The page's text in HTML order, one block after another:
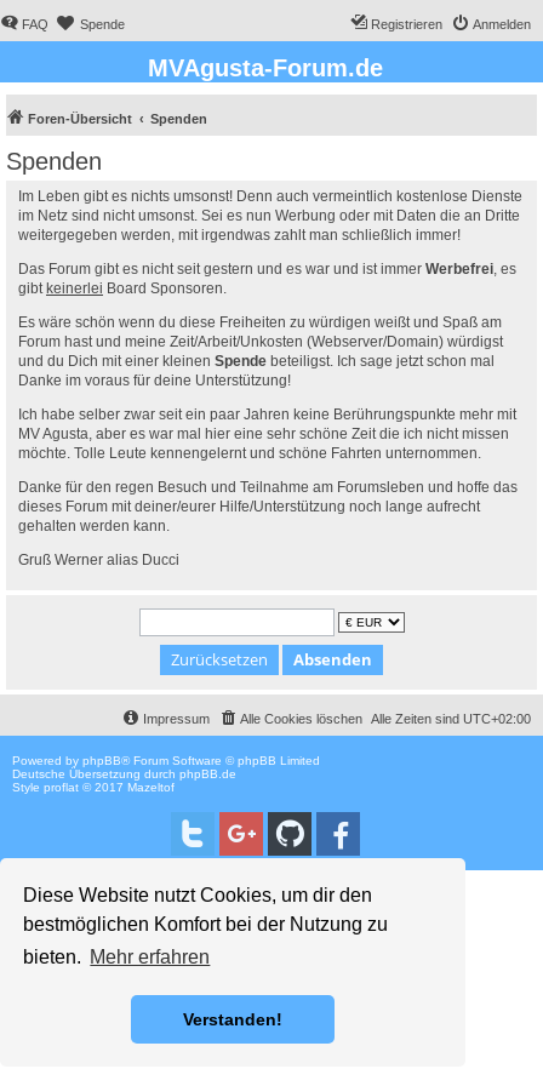
Diese Website nutzt Cookies, um dir den
bestmöglichen Komfort bei der Nutzung zu
bieten. Mehr erfahren
Verstanden!
FAQ Spende Anmelden
Registrieren
MVAgusta-Forum.de
Foren-Übersicht Spenden
Spenden
Im Leben gibt es nichts umsonst! Denn auch vermeintlich kostenlose Dienste
im Netz sind nicht umsonst. Sei es nun Werbung oder mit Daten die an Dritte
weitergegeben werden, mit irgendwas zahlt man schließlich immer!
Das Forum gibt es nicht seit gestern und es war und ist immer Werbefrei, es
gibt keinerlei Board Sponsoren.
Es wäre schön wenn du diese Freiheiten zu würdigen weißt und Spaß am
Forum hast und meine Zeit/Arbeit/Unkosten (Webserver/Domain) würdigst
und du Dich mit einer kleinen Spende beteiligst. Ich sage jetzt schon mal
Danke im voraus für deine Unterstützung!
Ich habe selber zwar seit ein paar Jahren keine Berührungspunkte mehr mit
MV Agusta, aber es war mal hier eine sehr schöne Zeit die ich nicht missen
möchte. Tolle Leute kennengelernt und schöne Fahrten unternommen.
Danke für den regen Besuch und Teilnahme am Forumsleben und hoffe das
dieses Forum mit deiner/eurer Hilfe/Unterstützung noch lange aufrecht
gehalten werden kann.
Gruß Werner alias Ducci
Alle Zeiten sind UTC+02:00
Alle Cookies löschen
Impressum
Powered by phpBB® Forum Software © phpBB Limited
Deutsche Übersetzung durch phpBB.de
Style proflat © 2017 Mazeltof